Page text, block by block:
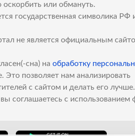
или обмануть.
государственная символика РФ
не является официальным
сна) на обработку
Это позволяет нам анализировать
с сайтом и делать его
соглашаетесь с использованием